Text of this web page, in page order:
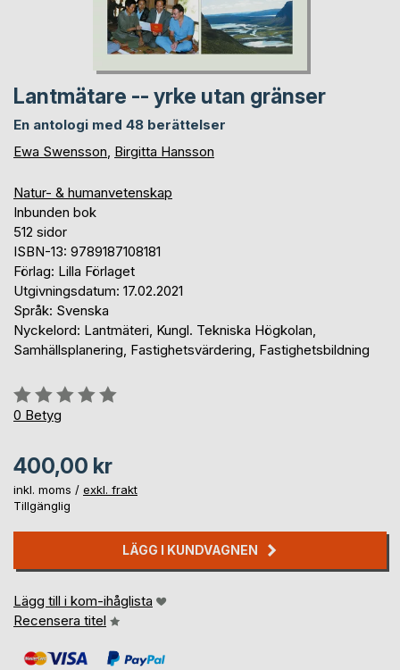
Lantmätare -- yrke utan gränser
En antologi med 48 berättelser
Ewa Swensson, Birgitta Hansson
Natur- & humanvetenskap
Inbunden bok
512 sidor
ISBN-13: 9789187108181
Förlag: Lilla Förlaget
Utgivningsdatum: 17.02.2021
Språk: Svenska
Nyckelord: Lantmäteri, Kungl. Tekniska Högkolan,
Samhällsplanering, Fastighetsvärdering, Fastighetsbildning
Betyg::
0%
0 Betyg
400,00 kr
inkl. moms / exkl. frakt
Tillgänglig
LÄGG I KUNDVAGNEN
Lägg till i kom-ihåglista
Recensera titel